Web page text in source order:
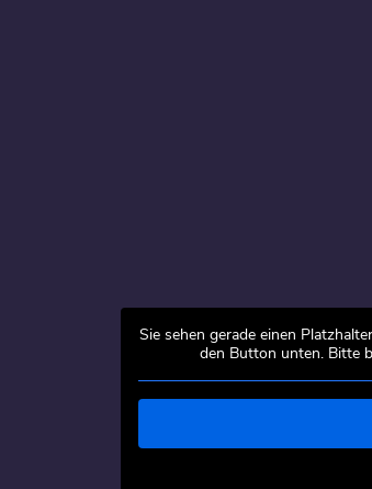
Sie sehen gerade einen
den Button unten. Bitte